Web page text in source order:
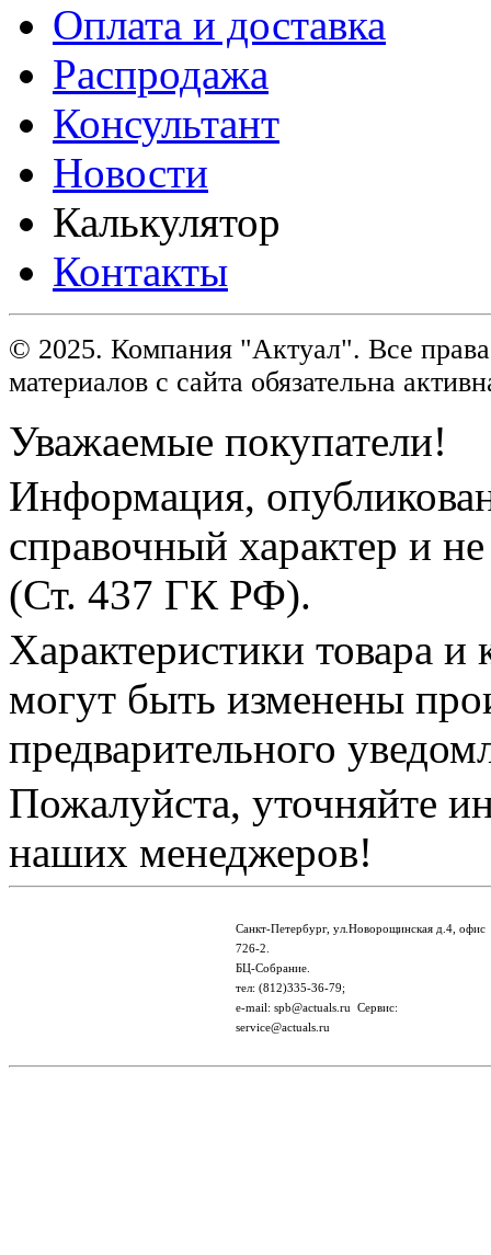
Оплата и доставка
Распродажа
Консультант
Новости
Калькулятор
Контакты
© 2025. Компания "Актуал". Все
материалов с сайта обязательна
Уважаемые покупатели!
Информация,
справочный характер и
(Ст. 437 ГК РФ).
Характеристики товара и
могут быть изменены
предварительного
Пожалуйста, уточняйте
наших менеджеров!
Санкт-Петербург, ул.Новорощинская д.4, офис
726-2.
БЦ-Собрание.
тел: (812)335-36-79;
e-mail: spb@actuals.ru Сервис:
service@actuals.ru